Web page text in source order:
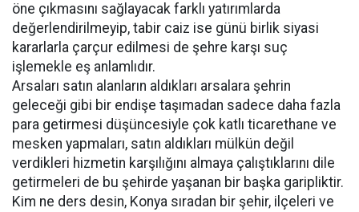
öne çıkmasını sağlayacak farklı yatırımlarda
değerlendirilmeyip, tabir caiz ise günü birlik siyasi
kararlarla çarçur edilmesi de şehre karşı suç
işlemekle eş anlamlıdır.
Arsaları satın alanların aldıkları arsalara şehrin
geleceği gibi bir endişe taşımadan sadece daha fazla
para getirmesi düşüncesiyle çok katlı ticarethane ve
mesken yapmaları, satın aldıkları mülkün değil
verdikleri hizmetin karşılığını almaya çalıştıklarını dile
getirmeleri de bu şehirde yaşanan bir başka garipliktir.
Kim ne ders desin, Konya sıradan bir şehir, ilçeleri ve